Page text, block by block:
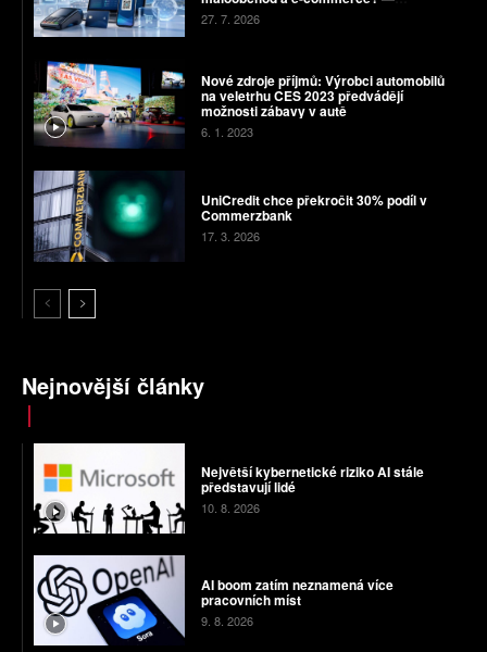
Octobank, Ipak Yo‘li Bank, Orient Finans
Bank a Aloqabank
27. 7. 2026
Nové zdroje příjmů: Výrobci automobilů
na veletrhu CES 2023 předvádějí
možnosti zábavy v autě
6. 1. 2023
UniCredit chce překročit 30% podíl v
Commerzbank
17. 3. 2026
Nejnovější články
Největší kybernetické riziko AI stále
představují lidé
10. 8. 2026
AI boom zatím neznamená více
pracovních míst
9. 8. 2026